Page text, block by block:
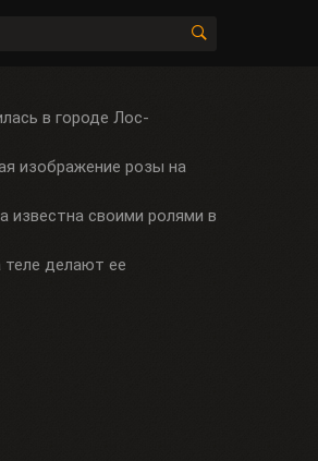
в городе Лос-
изображение розы на
известна своими ролями в
теле делают ее